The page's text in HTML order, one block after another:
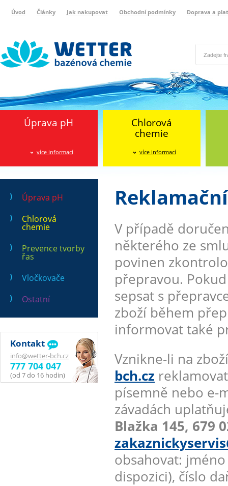
Úvod Články Jak nakupovat Obchodní podmínky Doprava a
Úprava pH
více informací
Chlorová
chemie
více informací
Úprava pH
Chlorová
chemie
Prevence tvorby
řas
Vločkovače
Ostatní
Kontakt
info@wetter-bch.cz
777 704 047
(od 7 do 16 hodin)
V případě
některého ze
povinen
přepravou.
sepsat s
zboží během
informovat také
Vznikne-li na
bch.cz
písemně nebo e-
závadách
Blažka 145, 679
obsahovat:
dispozici), číslo